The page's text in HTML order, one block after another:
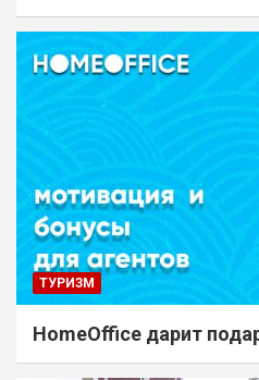
ТУРИЗМ
HomeOffice дарит